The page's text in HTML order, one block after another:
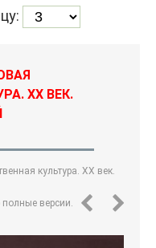
XX ВЕК.
культура. XX век.
полные версии.